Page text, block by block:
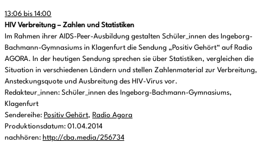
13:06 bis 14:00
HIV Verbreitung – Zahlen und Statistiken
Im Rahmen ihrer AIDS-Peer-Ausbildung gestalten Schüler_innen des Ingeborg-
Bachmann-Gymnasiums in Klagenfurt die Sendung „Positiv Gehört“ auf Radio
AGORA. In der heutigen Sendung sprechen sie über Statistiken, vergleichen die
Situation in verschiedenen Ländern und stellen Zahlenmaterial zur Verbreitung,
Ansteckungsquote und Ausbreitung des HIV-Virus vor.
Redakteur_innen: Schüler_innen des Ingeborg-Bachmann-Gymnasiums,
Klagenfurt
Sendereihe: Positiv Gehört, Radio Agora
Produktionsdatum: 01.04.2014
nachhören: http://cba.media/256734